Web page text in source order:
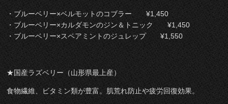
・ブルーベリー×ベルモットのコブラー ¥1,450
・ブルーベリー×カルダモンのジン＆トニック ¥1,450
・ブルーベリー×スペアミントのジュレップ ¥1,550
★国産ラズベリー（山形県最上産）
食物繊維、ビタミン類が豊富。肌荒れ防止や疲労回復効果。